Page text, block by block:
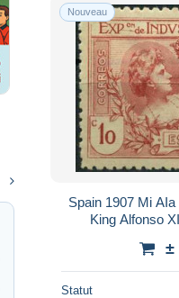
Nouveau
Spain 1907 Mi
King Alfonso
±
Statut